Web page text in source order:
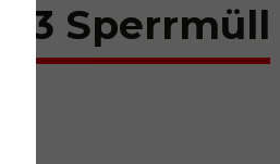
Sperrmüll